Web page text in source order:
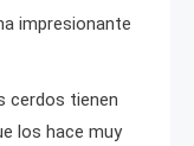
impresionante
cerdos tienen
los hace muy